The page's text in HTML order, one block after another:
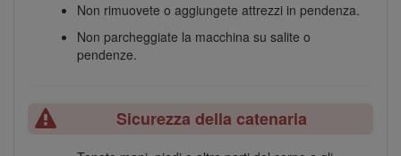
Non rimuovete o aggiungete attrezzi in pendenza.
Non parcheggiate la macchina su salite o
pendenze.
Sicurezza della catenaria